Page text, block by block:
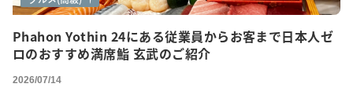
Phahon Yothin 24にある従業員からお客まで日本人ゼ
ロのおすすめ満席鮨 玄武のご紹介
2026/07/14